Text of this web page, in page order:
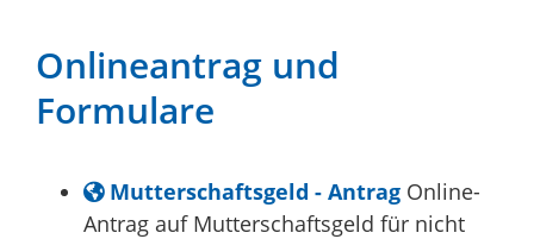
Onlineantrag und
Formulare
Mutterschaftsgeld - Antrag Online-
Antrag auf Mutterschaftsgeld für nicht